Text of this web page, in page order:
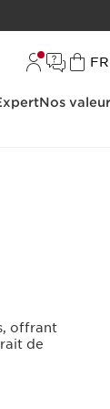
FR
Nos
offrant
de